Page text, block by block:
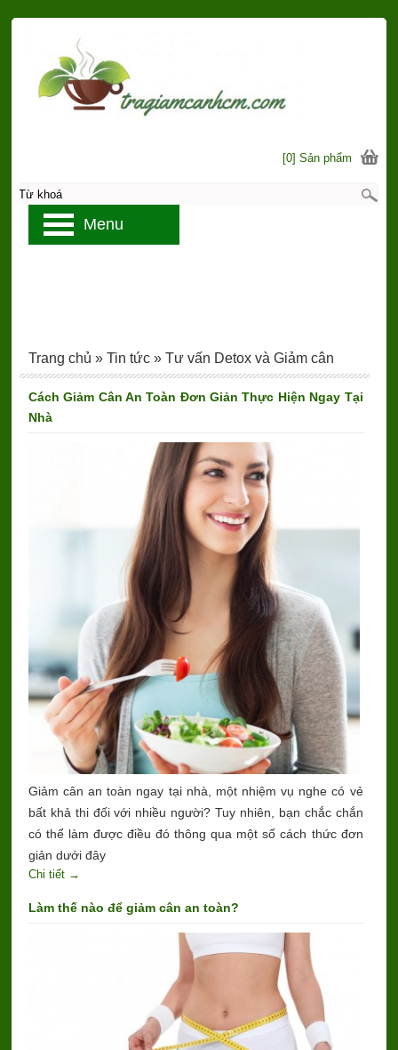
Trang chủ » Tin tức » Tư vấn Detox và Giảm cân
Cách Giảm Cân An Toàn Đơn Giản Thực Hiện Ngay Tại
Nhà
Giảm cân an toàn ngay tại nhà, một nhiệm vụ nghe có vẻ
bất khả thi đối với nhiều người? Tuy nhiên, bạn chắc chắn
có thể làm được điều đó thông qua một số cách thức đơn
giản dưới đây
Chi tiết →
Làm thế nào để giảm cân an toàn?
[0] Sản phẩm
Menu